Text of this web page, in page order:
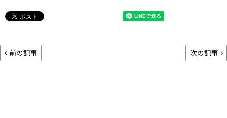
前の記事 次の記事